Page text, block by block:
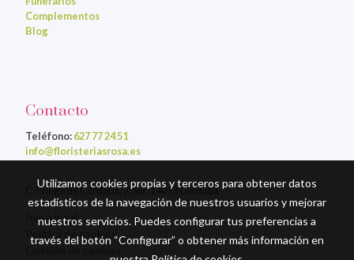
Complementos
Blog
Contacto
Teléfono:627 77 24 51
info@floristeriasrosa.es
C. Priego de Córdoba, 7, Sur, 14013 Córdoba
Aviso legal
Política de cookies
Utilizamos cookies propias y terceros para obtener datos
estadísticos de la navegación de nuestros usuarios y mejorar
nuestros servicios. Puedes configurar tus preferencias a
través del botón “Configurar” o obtener más información en